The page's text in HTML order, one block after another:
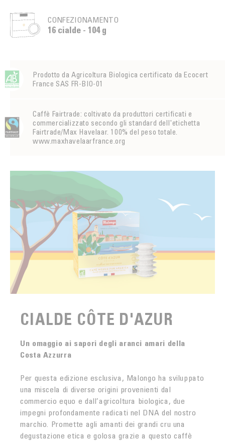
CONFEZIONAMENTO
16 cialde - 104 g
Prodotto da Agricoltura Biologica certificato da Ecocert
France SAS FR-BIO-01
Caffè Fairtrade: coltivato da produttori certificati e
commercializzato secondo gli standard dell'etichetta
Fairtrade/Max Havelaar. 100% del peso totale.
www.maxhavelaarfrance.org
CIALDE CÔTE D'AZUR
Un omaggio ai sapori degli aranci amari della
Costa Azzurra
Per questa edizione esclusiva, Malongo ha sviluppato
una miscela di diverse origini provenienti dal
commercio equo e dall’agricoltura biologica, due
impegni profondamente radicati nel DNA del nostro
marchio. Promette agli amanti dei grandi cru una
degustazione etica e golosa grazie a questo caffè